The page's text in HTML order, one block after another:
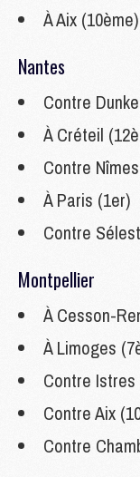
À Aix (10ème)
Nantes
Contre
À Créteil
Contre
À Paris (1er)
Contre
Montpellier
À Cesson-
À Limoges
Contre Istres
Contre Aix
Contre